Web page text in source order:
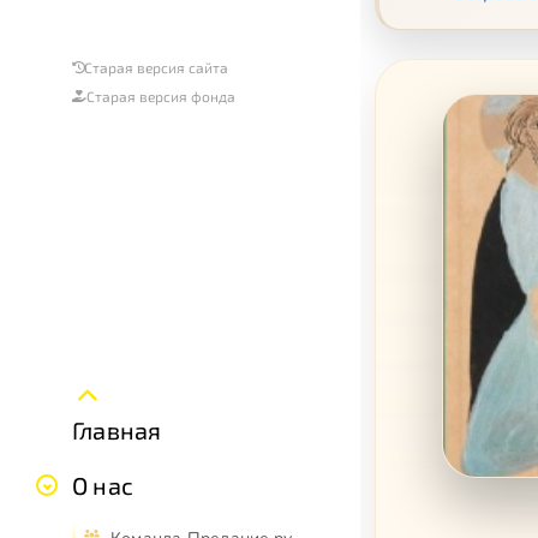
Старая версия сайта
Старая версия фонда
Главная
О нас